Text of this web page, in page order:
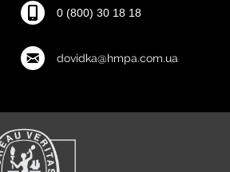
0 (800) 30 18 18
dovidka@hmpa.com.ua